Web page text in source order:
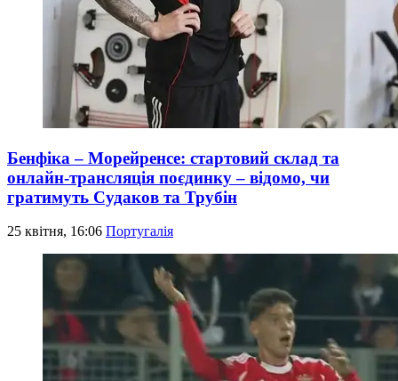
Бенфіка – Морейренсе: стартовий склад та
онлайн-трансляція поєдинку – відомо, чи
гратимуть Судаков та Трубін
25 квітня, 16:06 Португалія